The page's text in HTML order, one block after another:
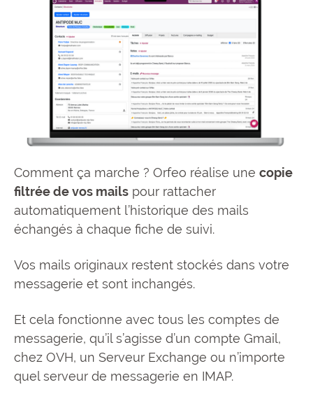
Comment ça marche ? Orfeo réalise une copie
filtrée de vos mails pour rattacher
automatiquement l’historique des mails
échangés à chaque fiche de suivi.
Vos mails originaux restent stockés dans votre
messagerie et sont inchangés.
Et cela fonctionne avec tous les comptes de
messagerie, qu’il s’agisse d’un compte Gmail,
chez OVH, un Serveur Exchange ou n’importe
quel serveur de messagerie en IMAP.